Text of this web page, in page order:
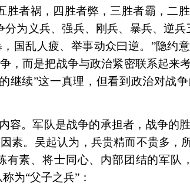
胜者祸，四胜者弊，三胜者霸，二
为义兵、强兵、刚兵、暴兵、逆
国乱人疲、举事动众曰逆。”隐约
，而是把战争与政治紧密联系起来
继续”这一真理，但看到政治对战
容。军队是战争的承担者，战争的
素。吴起认为，兵贵精而不贵多，
素、将士同心、内部团结的军队
为“父子之兵”：